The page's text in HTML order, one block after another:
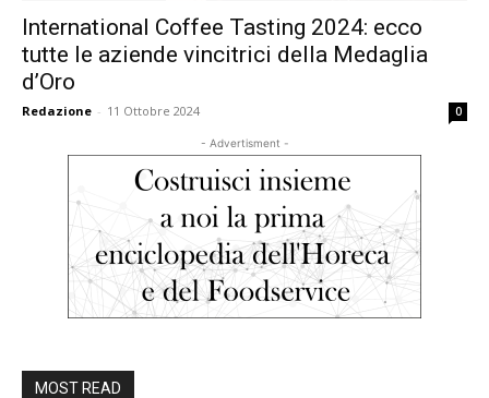
International Coffee Tasting 2024: ecco
tutte le aziende vincitrici della Medaglia
d’Oro
Redazione - 11 Ottobre 2024 0
- Advertisment -
MOST READ